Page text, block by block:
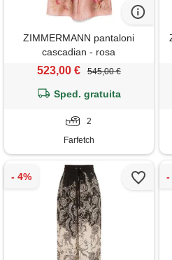
ZIMMERMANN pantaloni
cascadian - rosa
523,00 € 545,00 €
Sped. gratuita
2
Farfetch